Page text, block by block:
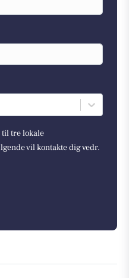
til tre lokale
vil kontakte dig vedr.